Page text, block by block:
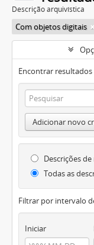
Descrição arquivística
Com objetos digitais
Encontrar resultados
Adicionar novo
Descrições
Todas as
Filtrar por intervalo
Iniciar